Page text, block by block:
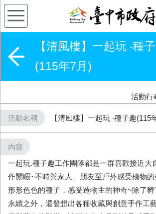
【清風樓】一起玩 ‧種
(115年7月)
活動行
活動名稱 【清風樓】一起玩 ‧種子趣(115
內容
一起玩.種子趣工作團隊都是一群喜歡接近
作閒暇~不時與家人、朋友至戶外感受植物
形形色色的種子，感受造物主的神奇~除了
永續之外，還發想出各種收藏與創意手作工